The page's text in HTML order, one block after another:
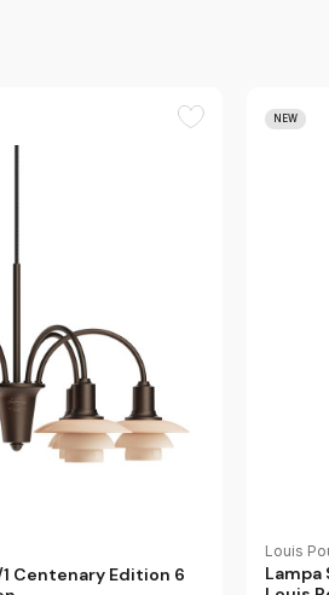
1 Centenary Edition 6
NEW
Louis
Lampa